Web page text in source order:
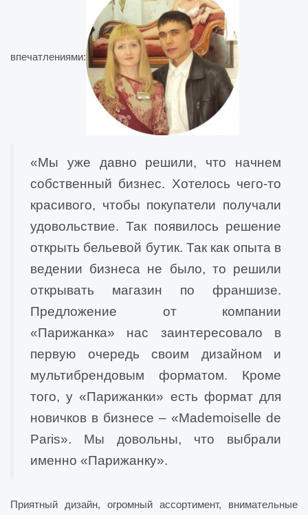
впечатлениями:
«Мы уже давно решили, что начнем
собственный бизнес. Хотелось чего-то
красивого, чтобы покупатели получали
удовольствие. Так появилось решение
открыть бельевой бутик. Так как опыта в
ведении бизнеса не было, то решили
открывать магазин по франшизе.
Предложение от компании
«Парижанка» нас заинтересовало в
первую очередь своим дизайном и
мультибрендовым форматом. Кроме
того, у «Парижанки» есть формат для
новичков в бизнесе – «Mademoiselle de
Paris». Мы довольны, что выбрали
именно «Парижанку».
Приятный дизайн, огромный ассортимент, внимательные